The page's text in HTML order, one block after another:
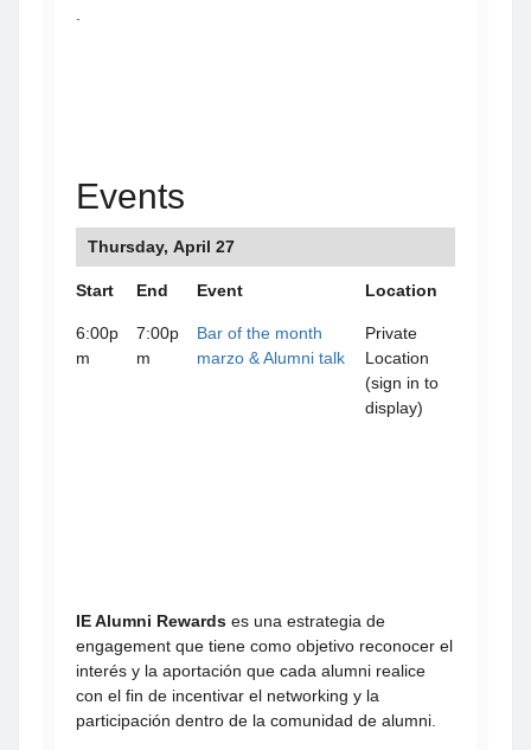
Events
Thursday, April 27
Start End Event Location
6:00p
m
7:00p
m
Bar of the month
marzo & Alumni talk
Private
Location
(sign in to
display)
IE Alumni Rewards es una estrategia de
engagement que tiene como objetivo reconocer el
interés y la aportación que cada alumni realice
con el fin de incentivar el networking y la
participación dentro de la comunidad de alumni.